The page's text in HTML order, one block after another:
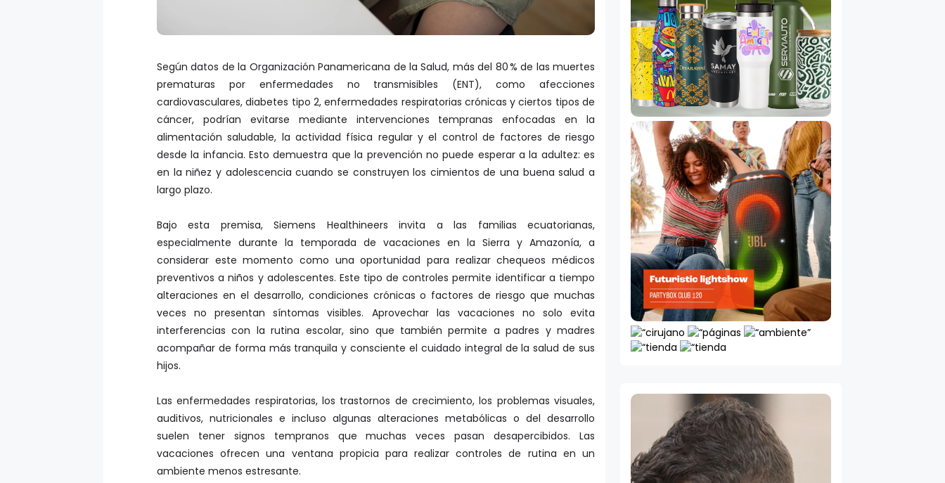
Según datos de la Organización Panamericana de la Salud, más del 80 % de las muertes
prematuras por enfermedades no transmisibles (ENT), como afecciones
cardiovasculares, diabetes tipo 2, enfermedades respiratorias crónicas y ciertos tipos de
cáncer, podrían evitarse mediante intervenciones tempranas enfocadas en la
alimentación saludable, la actividad física regular y el control de factores de riesgo
desde la infancia. Esto demuestra que la prevención no puede esperar a la adultez: es
en la niñez y adolescencia cuando se construyen los cimientos de una buena salud a
largo plazo.
Bajo esta premisa, Siemens Healthineers invita a las familias ecuatorianas,
especialmente durante la temporada de vacaciones en la Sierra y Amazonía, a
considerar este momento como una oportunidad para realizar chequeos médicos
preventivos a niños y adolescentes. Este tipo de controles permite identificar a tiempo
alteraciones en el desarrollo, condiciones crónicas o factores de riesgo que muchas
veces no presentan síntomas visibles. Aprovechar las vacaciones no solo evita
interferencias con la rutina escolar, sino que también permite a padres y madres
acompañar de forma más tranquila y consciente el cuidado integral de la salud de sus
hijos.
Las enfermedades respiratorias, los trastornos de crecimiento, los problemas visuales,
auditivos, nutricionales e incluso algunas alteraciones metabólicas o del desarrollo
suelen tener signos tempranos que muchas veces pasan desapercibidos. Las
vacaciones ofrecen una ventana propicia para realizar controles de rutina en un
ambiente menos estresante.